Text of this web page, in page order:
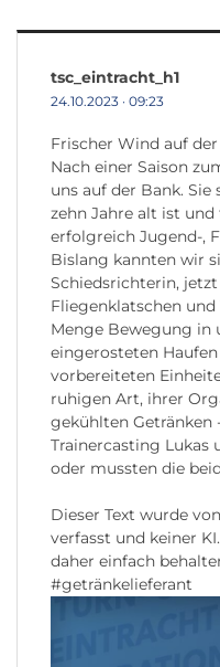
tsc_eintracht_h1
24.10.2023 · 09:23
Frischer Wind auf
Nach einer Saison
uns auf der Bank.
zehn Jahre alt ist
erfolgreich Jugend-,
Bislang kannten wir
Schiedsrichterin,
Fliegenklatschen
Menge Bewegung in
eingerosteten
vorbereiteten
ruhigen Art, ihrer
gekühlten Getränken
Trainercasting Lukas
oder mussten die
Dieser Text wurde
verfasst und keiner
daher einfach
#getränkelieferant